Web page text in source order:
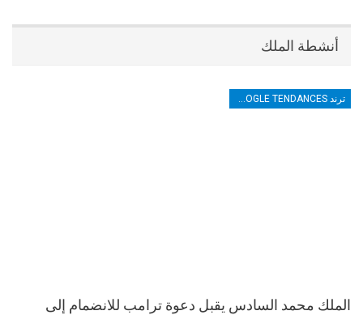
أنشطة الملك
ترند TRENDS GOOGLE TENDANCES
الملك محمد السادس يقبل دعوة ترامب للانضمام إلى